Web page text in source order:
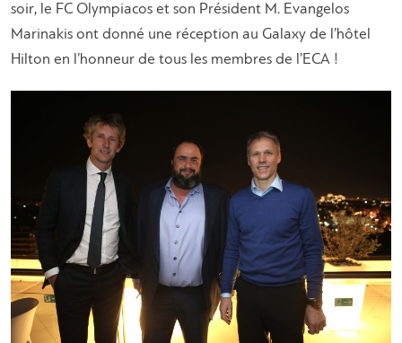
soir, le FC Olympiacos et son Président M. Evangelos
Marinakis ont donné une réception au Galaxy de l’hôtel
Hilton en l’honneur de tous les membres de l’ECA !